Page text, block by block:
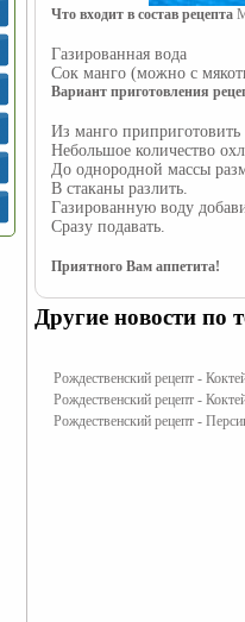
Что входит в состав рецепта
Газированная вода
Сок манго (можно с
Вариант приготовления
Из манго приприготовить
Небольшое количество
До однородной массы
В стаканы разлить.
Газированную воду
Сразу подавать.
Приятного Вам аппетита!
Другие новости по
Рождественский рецепт -
Рождественский рецепт -
Рождественский рецепт -